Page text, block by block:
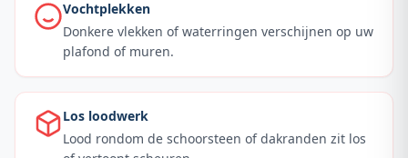
Vochtplekken
Donkere vlekken of waterringen verschijnen op uw
plafond of muren.
Los loodwerk
Lood rondom de schoorsteen of dakranden zit los